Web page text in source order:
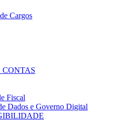
Cargos
Fiscal
Dados e Governo Digital